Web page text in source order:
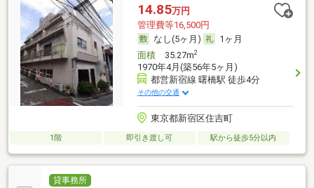
14.85万円
管理費等16,500円
なし(5ヶ月)
1ヶ月
面積35.27m2
1970年4月(築56年5ヶ月)
都営新宿線 曙橋駅 徒歩4分
その他の交通
東京都新宿区住吉町
1階 即引き渡し可 駅から徒歩5分以内
貸事務所